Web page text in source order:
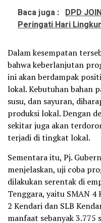
Baca juga : DPD
Peringati Hari
Dalam kesempatan
bahwa keberlanjutan
ini akan berdampak
lokal. Kebutuhan bahan
susu, dan sayuran,
produksi lokal. Dengan
sekitar juga akan
terjadi di tingkat lokal.
Sementara itu, Pj.
menjelaskan, uji coba
dilakukan serentak di
Tenggara, yaitu SMAN 4
2 Kendari dan SLB
manfaat sebanyak 3.775